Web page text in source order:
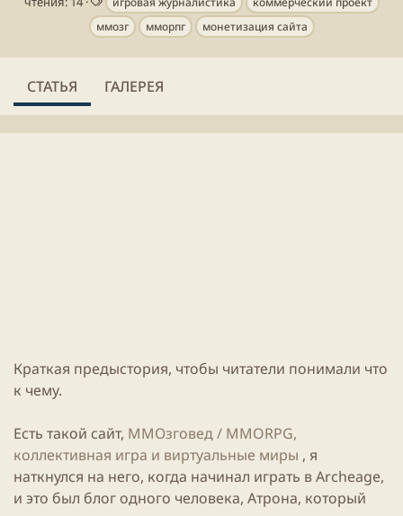
т
а
и
к
е
н
и
е
г
ммозг
мморпг монетизация сайта
СТАТЬЯ ГАЛЕРЕЯ
Краткая предыстория, чтобы читатели понимали что
к чему.
Есть такой сайт, ММОзговед / MMORPG,
коллективная игра и виртуальные миры , я
наткнулся на него, когда начинал играть вArcheage,
и это был блог одного человека, Атрона, который